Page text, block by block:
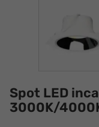
Spot LED
3000K/